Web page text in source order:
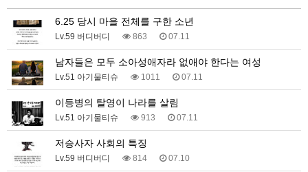
6.25 당시 마을 전체를 구한 소년
Lv.59 버디버디 863 07.11
남자들은 모두 소아성애자라 없애야 한다는 여성
Lv.51 아기물티슈 1011 07.11
이등병의 탈영이 나라를 살림
Lv.51 아기물티슈 913 07.11
저승사자 사회의 특징
Lv.59 버디버디 814 07.10